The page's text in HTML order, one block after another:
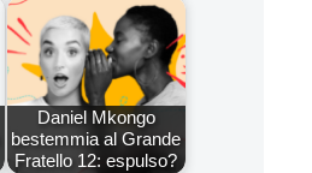
Daniel Mkongo
bestemmia al Grande
Fratello 12: espulso?